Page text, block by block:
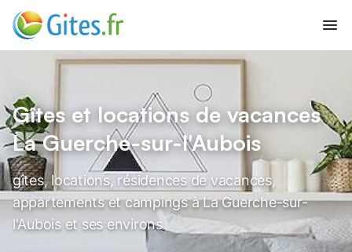
Gîtes et locations de vacances
La Guerche-sur-l'Aubois
gîtes, locations, résidences de vacances,
appartements et campings à La Guerche-sur-
l'Aubois et ses environs